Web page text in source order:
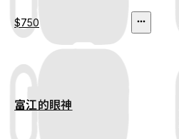
$750
富江的眼神